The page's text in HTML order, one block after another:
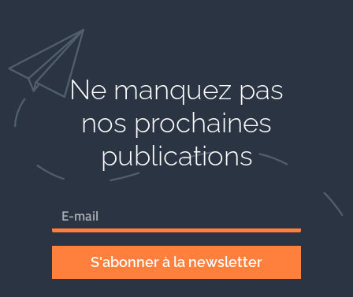
Ne manquez pas
nos prochaines
publications
S'abonner à la newsletter